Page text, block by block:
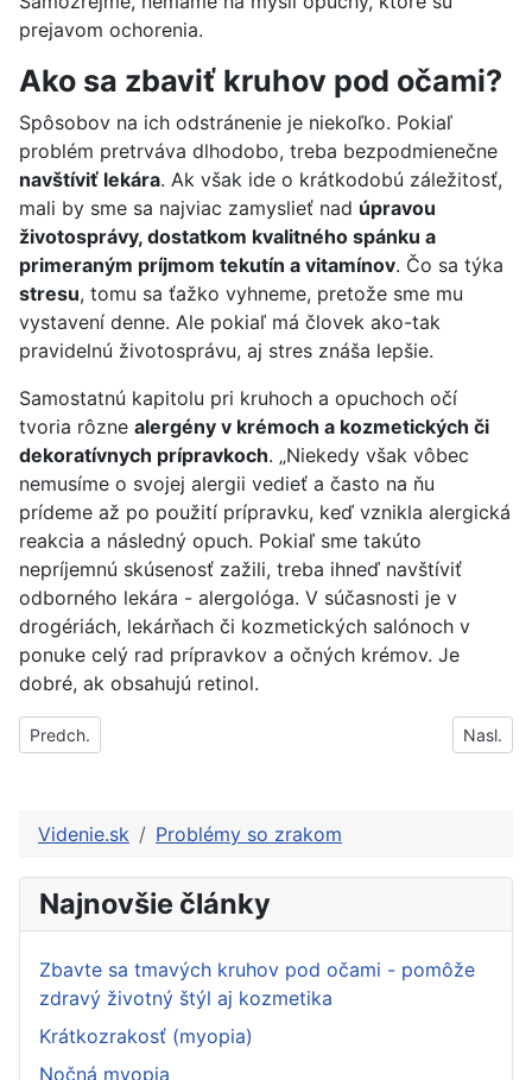
prejavom ochorenia.
Ako sa zbaviť kruhov pod očami?
Spôsobov na ich odstránenie je niekoľko. Pokiaľ
problém pretrváva dlhodobo, treba bezpodmienečne
navštíviť lekára. Ak však ide o krátkodobú záležitosť,
mali by sme sa najviac zamyslieť nad úpravou
životosprávy, dostatkom kvalitného spánku a
primeraným príjmom tekutín a vitamínov. Čo sa týka
stresu, tomu sa ťažko vyhneme, pretože sme mu
vystavení denne. Ale pokiaľ má človek ako-tak
pravidelnú životosprávu, aj stres znáša lepšie.
Samostatnú kapitolu pri kruhoch a opuchoch očí
tvoria rôzne alergény v krémoch a kozmetických či
dekoratívnych prípravkoch. „Niekedy však vôbec
nemusíme o svojej alergii vedieť a často na ňu
prídeme až po použití prípravku, keď vznikla alergická
reakcia a následný opuch. Pokiaľ sme takúto
nepríjemnú skúsenosť zažili, treba ihneď navštíviť
odborného lekára - alergológa. V súčasnosti je v
drogériách, lekárňach či kozmetických salónoch v
ponuke celý rad prípravkov a očných krémov. Je
dobré, ak obsahujú retinol.
Predchádzajúci článok: Očné problémy ktoré sa neoplatí
Predch. Nasl.
Videnie.sk Problémy so zrakom
Najnovšie články
Zbavte sa tmavých kruhov pod očami - pomôže
zdravý životný štýl aj kozmetika
Krátkozrakosť (myopia)
Nočná myopia